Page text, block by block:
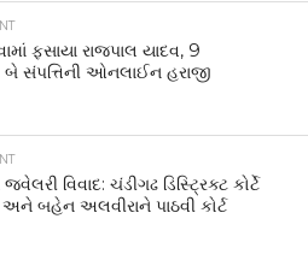
ફસાયા રાજપાલ યાદવ, 9
સંપત્તિની ઓનલાઈન હરાજી
વિવાદ: ચંડીગઢ ડિસ્ટ્રિક્ટ કોર્ટે
બહેન અલવીરાને પાઠવી કોર્ટ